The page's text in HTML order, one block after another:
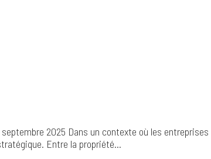
septembre 2025 Dans un contexte où les
Entre la propriété...